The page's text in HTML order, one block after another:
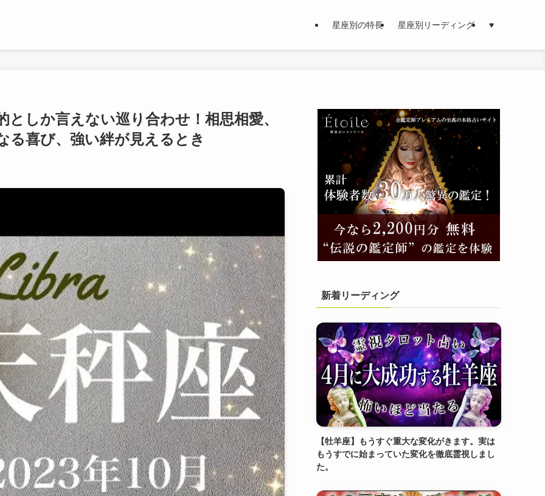
星座別の特長 星座別リーディング ♥
しか言えない巡り合わせ！相思相愛、
る喜び、強い絆が見えるとき
新着リーディング
【牡羊座】もうすぐ重大な変化がきます。実は
もうすでに始まっていた変化を徹底霊視しまし
た。